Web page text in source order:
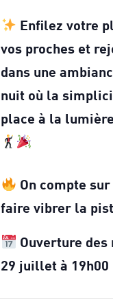
Enfilez votre
vos proches et
dans une
nuit où la
place à la
On compte
faire vibrer la
Ouverture
29 juillet à 19h00